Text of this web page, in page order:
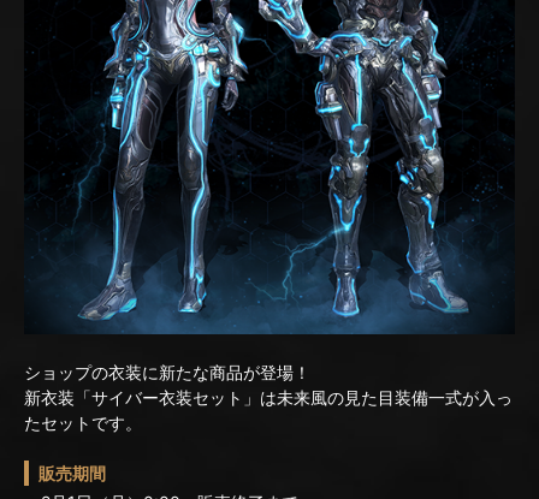
ショップの衣装に新たな商品が登場！
新衣装「サイバー衣装セット」は未来風の見た目装備一式が入っ
たセットです。
販売期間